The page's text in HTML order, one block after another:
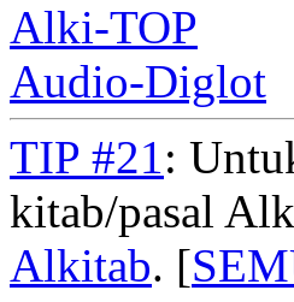
Alki-TOP
Audio-Diglot
TIP #21:
kitab/pasal
Alkitab. [